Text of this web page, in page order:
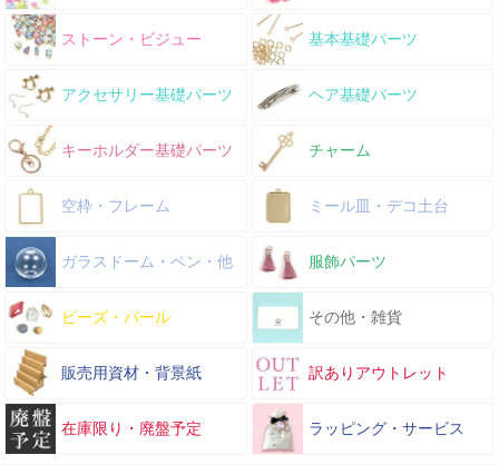
ストーン・ビジュー 基本基礎パーツ
アクセサリー基礎パーツ ヘア基礎パーツ
キーホルダー基礎パーツ チャーム
空枠・フレーム ミール皿・デコ土台
ガラスドーム・ペン・他 服飾パーツ
ビーズ・パール その他・雑貨
販売用資材・背景紙 訳ありアウトレット
在庫限り・廃盤予定 ラッピング・サービス